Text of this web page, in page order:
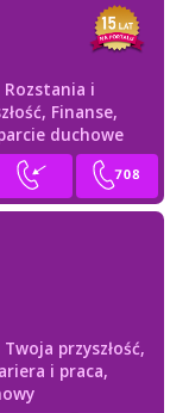
Rozstania i
Finanse,
duchowe
Twoja przyszłość,
i praca,